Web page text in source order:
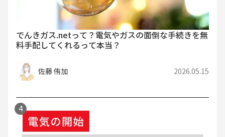
でんきガス.netって？電気やガスの面倒な手続きを無
料手配してくれるって本当？
佐藤 侑加 2026.05.15